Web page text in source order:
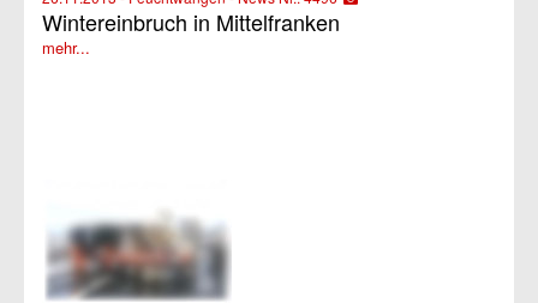
Wintereinbruch in Mittelfranken
mehr...